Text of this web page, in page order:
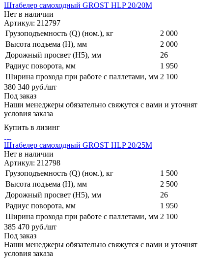
Штабелер самоходный GROST HLP 20/20M
Нет в наличии
Артикул: 212797
Грузоподъемность (Q) (ном.), кг
2 000
Высота подъема (H), мм
2 000
Дорожный просвет (H5), мм
26
Радиус поворота, мм
1 950
Ширина прохода при работе с паллетами, мм 2 100
380 340 руб./шт
Под заказ
Наши менеджеры обязательно свяжутся с вами и уточнят
условия заказа
Купить в лизинг
Штабелер самоходный GROST HLP 20/25M
Нет в наличии
Артикул: 212798
Грузоподъемность (Q) (ном.), кг
1 500
Высота подъема (H), мм
2 500
Дорожный просвет (H5), мм
26
Радиус поворота, мм
1 950
Ширина прохода при работе с паллетами, мм 2 100
385 470 руб./шт
Под заказ
Наши менеджеры обязательно свяжутся с вами и уточнят
условия заказа